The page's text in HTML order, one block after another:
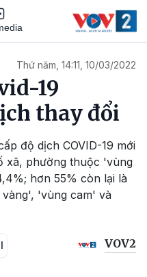
Thứ năm, 14:11, 10/03/2022
19
thay đổi
độ dịch COVID-19 mới
xã, phường thuộc 'vùng
hơn 55% còn lại là
'vùng cam' và
VOV2